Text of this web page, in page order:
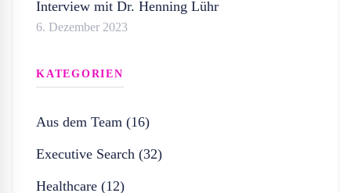
Interview mit Dr. Henning Lühr
6. Dezember 2023
KATEGORIEN
Aus dem Team (16)
Executive Search (32)
Healthcare (12)